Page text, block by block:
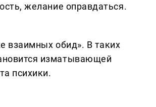
желание оправдаться.
взаимных обид». В таких
изматывающей
психики.